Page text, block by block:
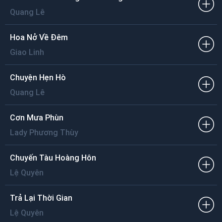
Với nhau đã hẹn ai ơi xin nhớ về
Quang Lê
Hoa Nở Về Đêm
Giao Linh
Chuyện Hẹn Hò
Quang Lê
Cơn Mưa Phùn
Lady Phương Thùy
Chuyến Tàu Hoàng Hôn
Lệ Quyên
Trả Lại Thời Gian
Lệ Quyên